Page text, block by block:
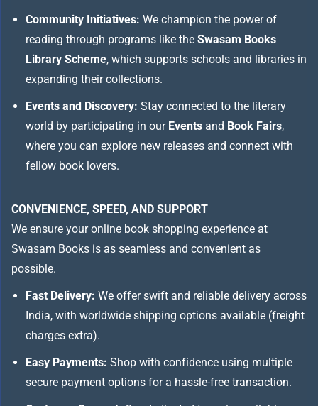
Community Initiatives: We champion the power of
reading through programs like the Swasam Books
Library Scheme, which supports schools and libraries in
expanding their collections.
Events and Discovery: Stay connected to the literary
world by participating in our Events and Book Fairs,
where you can explore new releases and connect with
fellow book lovers.
CONVENIENCE, SPEED, AND SUPPORT
We ensure your online book shopping experience at
Swasam Books is as seamless and convenient as
possible.
Fast Delivery: We offer swift and reliable delivery across
India, with worldwide shipping options available (freight
charges extra).
Easy Payments: Shop with confidence using multiple
secure payment options for a hassle-free transaction.